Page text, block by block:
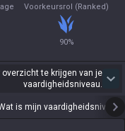
Voorkeursrol (Ranked)
90%
te krijgen van je
vaardigheidsniveau.
is mijn vaardigheidsniveau?